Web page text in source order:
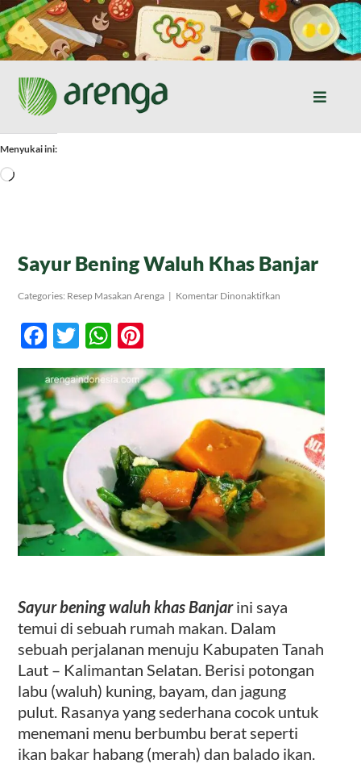
Skip
to
content
Toggle
Home
Tentang Kami
Produk
Kontak
Menyukai ini:
Memuat...
Sayur Bening Waluh Khas Banjar
Categories: Resep Masakan Arenga | Komentar Dinonaktifkan
Facebook
TwitterWhatsApp
Sayur bening waluh khas Banjarini saya
temui di sebuah rumah makan. Dalam
sebuah perjalanan menuju Kabupaten Tanah
Laut – Kalimantan Selatan. Berisi potongan
labu (waluh) kuning, bayam, dan jagung
pulut. Rasanya yang sederhana cocok untuk
menemani menu berbumbu berat seperti
ikan bakar habang (merah) dan balado ikan.